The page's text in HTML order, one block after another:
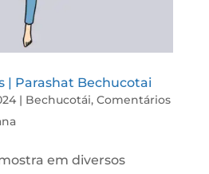
| Parashat Bechucotai
| Bechucotái, Comentários
em diversos